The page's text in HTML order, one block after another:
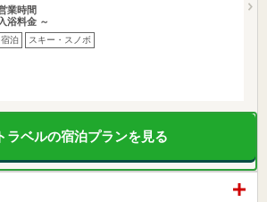
業時間
入浴料金 ～
宿泊 スキー・スノボ
ラベルの宿泊プランを見る